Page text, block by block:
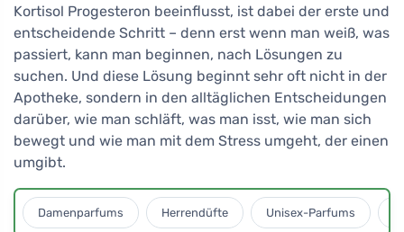
Kortisol Progesteron beeinflusst, ist dabei der erste und
entscheidende Schritt – denn erst wenn man weiß, was
passiert, kann man beginnen, nach Lösungen zu
suchen. Und diese Lösung beginnt sehr oft nicht in der
Apotheke, sondern in den alltäglichen Entscheidungen
darüber, wie man schläft, was man isst, wie man sich
bewegt und wie man mit dem Stress umgeht, der einen
umgibt.
Damenparfums Herrendüfte Unisex-Parfums